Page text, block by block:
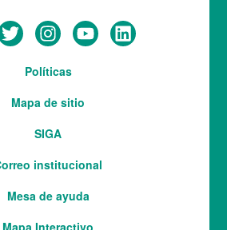
Políticas
Mapa de sitio
SIGA
institucional
Mesa de ayuda